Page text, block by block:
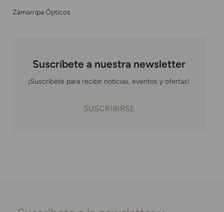
Zamarripa Ópticos
Suscríbete a nuestra newsletter
¡Suscríbete para recibir noticias, eventos y ofertas!
SUSCRIBIRSE